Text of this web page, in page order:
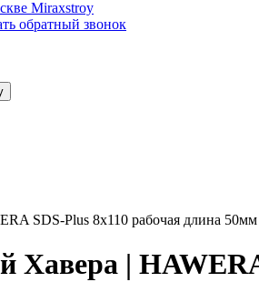
Miraxstroy
обратный звонок
SDS-Plus 8х110 рабочая длина 50мм
Хавера |